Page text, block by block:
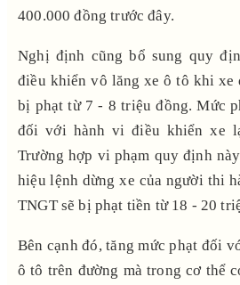
400.000 đồng trước đây.
Nghị định cũng bổ sung quy
điều khiển vô lăng xe ô tô khi xe
bị phạt từ 7 - 8 triệu đồng. Mức
đối với hành vi điều khiển xe
Trường hợp vi phạm quy định
hiệu lệnh dừng xe của người thi
TNGT sẽ bị phạt tiền từ 18 - 20
Bên cạnh đó, tăng mức phạt đối
ô tô trên đường mà trong cơ thể